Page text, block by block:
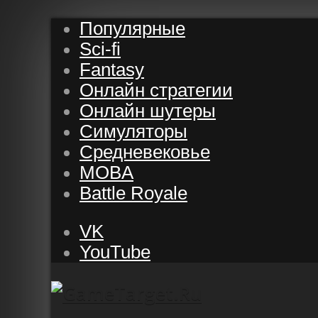
Популярные
Sci-fi
Fantasy
Онлайн стратегии
Онлайн шутеры
Симуляторы
Средневековье
MOBA
Battle Royale
VK
YouTube